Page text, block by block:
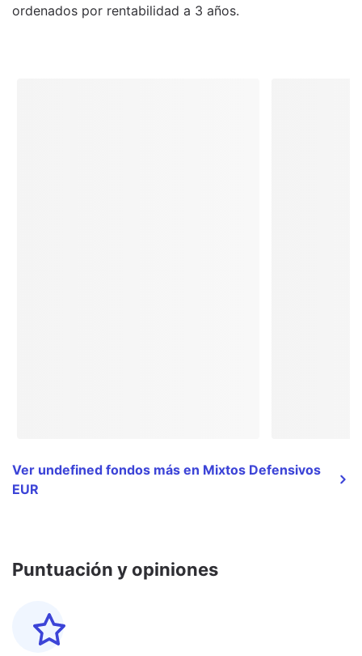
ordenados por rentabilidad a 3 años.
Ver undefined fondos más en Mixtos Defensivos
EUR
Puntuación y opiniones